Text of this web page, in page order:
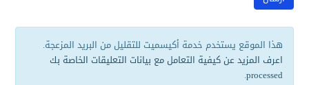
هذا الموقع يستخدم خدمة أكيسميت للتقليل من البريد المزعجة.
اعرف المزيد عن كيفية التعامل مع بيانات التعليقات الخاصة بك
processed
.